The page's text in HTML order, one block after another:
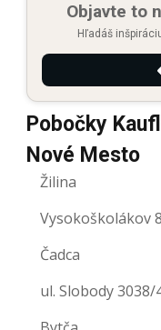
Objavte to
Hľadáš
Pobočky
Nové Mesto
Žilina
Vysokoškolákov
Čadca
ul. Slobody 3038/